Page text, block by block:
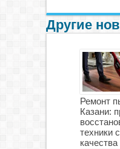
Другие
Ремонт
Казани:
техники
качества